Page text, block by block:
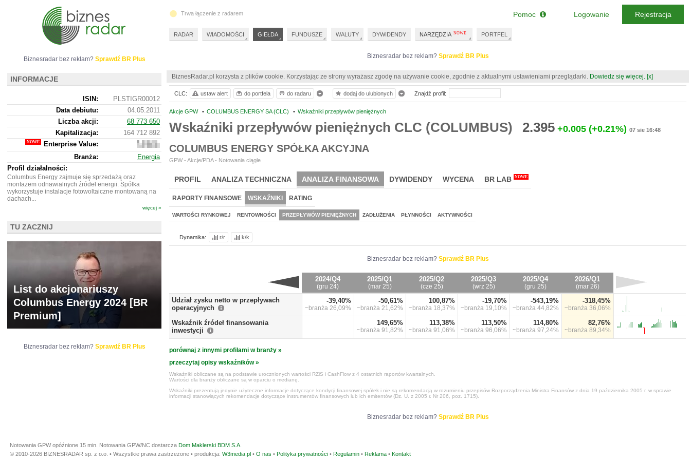
Biznesradar bez reklam? Sprawdź BR Plus
BiznesRadar.pl korzysta z plików cookie. Korzystając ze strony wyrażasz zgodę na używanie cookie, zgodnie z aktualnymi ustawieniami przeglądarki. Dowiedz się więcej. [x]
Akcje GPW • COLUMBUS ENERGY SA (CLC) • Wskaźniki przepływów pieniężnych
Wskaźniki przepływów pieniężnych CLC (COLUMBUS) 2.395 +0.005 (+0.21%) 07 sie 16:48
COLUMBUS ENERGY SPÓŁKA AKCYJNA
GPW - Akcje/PDA - Notowania ciągłe
PROFIL ANALIZA TECHNICZNA ANALIZA FINANSOWA DYWIDENDY WYCENA BR LAB NOWE
RAPORTY FINANSOWE WSKAŹNIKI RATING
WARTOŚCI RYNKOWEJ RENTOWNOŚCI PRZEPŁYWÓW PIENIĘŻNYCH ZADŁUŻENIA PŁYNNOŚCI AKTYWNOŚCI
Dynamika: r/r k/k
Biznesradar bez reklam? Sprawdź BR Plus
2024/Q4
(gru 24)
2025/Q1
(mar 25)
2025/Q2
(cze 25)
2025/Q3
(wrz 25)
2025/Q4
(gru 25)
2026/Q1
(mar 26)
Udział zysku netto w przepływach
operacyjnych
-39,40%
~branża 26,09%
-50,61%
~branża 21,62%
100,87%
~branża 18,37%
-19,70%
~branża 19,10%
-543,19%
~branża 44,82%
-318,45%
~branża 36,06%
Wskaźnik źródeł finansowania
inwestycji
149,65%
~branża 91,82%
113,38%
~branża 91,06%
113,50%
~branża 96,06%
114,80%
~branża 97,24%
82,76%
~branża 89,34%
porównaj z innymi profilami w branży »
przeczytaj opisy wskaźników »
Wskaźniki obliczane są na podstawie urocznionych wartości RZiS i CashFlow z 4 ostatnich raportów kwartalnych.
Wartości dla branży obliczane są w oparciu o medianę.
Wskaźniki prezentują jedynie użyteczne informacje dotyczące kondycji finansowej spółek i nie są rekomendacją w rozumieniu przepisów Rozporządzenia Ministra Finansów z dnia 19 października 2005 r. w sprawie
informacji stanowiących rekomendacje dotyczące instrumentów finansowych lub ich emitentów (Dz. U. z 2005 r. Nr 206, poz. 1715).
Biznesradar bez reklam? Sprawdź BR Plus
CLC: ustaw alert do portfela do radaru dodaj do ulubionych Znajdź profil:
Biznesradar bez reklam? Sprawdź BR Plus
INFORMACJE
ISIN:
PLSTIGR00012
Data debiutu:
04.05.2011
Liczba akcji:
68 773 650
Kapitalizacja:
164 712 892
Enterprise Value:
251
556
892
Branża:
Energia
Profil działalności:
Columbus Energy zajmuje się sprzedażą oraz
montażem odnawialnych źródeł energii. Spółka
wykorzystuje instalacje fotowoltaiczne montowaną na
dachach...
więcej »
TU ZACZNIJ
List do akcjonariuszy
Columbus Energy 2024 [BR
Premium]
Biznesradar bez reklam? Sprawdź BR Plus
Trwa łączenie z radarem
RADAR WIADOMOŚCI GIEŁDA FUNDUSZE WALUTY DYWIDENDY NARZĘDZIA PORTFEL
Pomoc Logowanie Rejestracja
Notowania GPW opóźnione 15 min. Notowania GPW/NC dostarcza Dom Maklerski BDM S.A.
© 2010-2026 BIZNESRADAR sp. z o.o. • Wszystkie prawa zastrzeżone • produkcja: W3media.pl • O nas • Polityka prywatności • Regulamin • Reklama • Kontakt